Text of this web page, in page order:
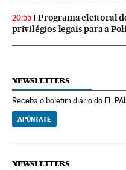
20:55
Programa eleitoral
privilégios legais para a
NEWSLETTERS
Receba o boletim diário do EL
APÚNTATE
NEWSLETTERS